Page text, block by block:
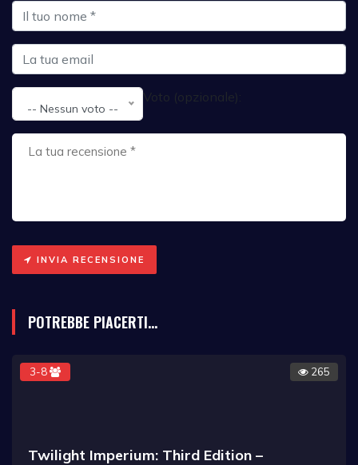
Voto (opzionale):
-- Nessun voto --
INVIA RECENSIONE
POTREBBE PIACERTI...
3-8 265
Twilight Imperium: Third Edition –